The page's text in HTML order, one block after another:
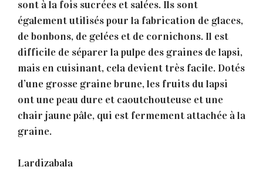
sont à la fois sucrées et salées. Ils sont
également utilisés pour la fabrication de glaces,
de bonbons, de gelées et de cornichons. Il est
difficile de séparer la pulpe des graines de lapsi,
mais en cuisinant, cela devient très facile. Dotés
d’une grosse graine brune, les fruits du lapsi
ont une peau dure et caoutchouteuse et une
chair jaune pâle, qui est fermement attachée à la
graine.
Lardizabala